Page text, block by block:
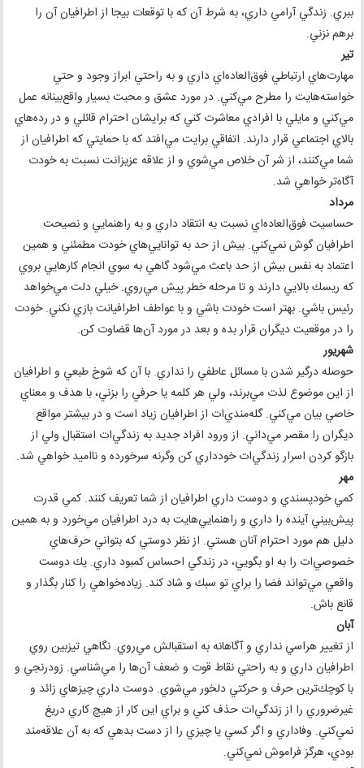
ببري. زندگي آرامي داري، به شرط آن كه با توقعات بيجا از اطرافيان آن را
برهم نزني.
تير
مهارت‌هاي ارتباطي فوق‌العاده‌اي داري و به راحتي ابراز وجود و حتي
خواسته‌هايت را مطرح مي‌كني. در مورد عشق و محبت بسيار واقع‌بينانه عمل
مي‌كني و مايلي با افرادي معاشرت كني كه برايشان احترام قائلي و در رده‌هاي
بالاي اجتماعي قرار دارند. اتفاقي برايت مي‌افتد كه با حمايتي كه اطرافيان از
شما مي‌كنند، از شر آن خلاص مي‌شوي و از علاقه عزيزانت نسبت به خودت
آگاه‌تر خواهي شد.
مرداد
حساسيت فوق‌العاده‌اي نسبت به انتقاد داري و به راهنمايي و نصيحت
اطرافيان گوش نمي‌كني. بيش از حد به توانايي‌هاي خودت مطمئني و همين
اعتماد به نفس بيش از حد باعث مي‌شود گاهي به سوي انجام كارهايي بروي
كه ريسك بالايي دارند و تا مرحله خطر پيش مي‌روي. خيلي دلت مي‌خواهد
رئيس باشي. بهتر است خودت باشي و با عواطف اطرافيانت بازي نكني. خودت
را در موقعيت ديگران قرار بده و بعد در مورد آن‌ها قضاوت كن.
شهريور
حوصله درگير شدن با مسائل عاطفي را نداري. با آن كه شوخ طبعي و اطرافيان
از اين موضوع لذت مي‌برند، ولي هر كلمه يا حرفي را بزني، با هدف و معناي
خاصي بيان مي‌كني. گله‌مندي‌ات از اطرافيان زياد است و در بيشتر مواقع
ديگران را مقصر مي‌داني. از ورود افراد جديد به زندگي‌ات استقبال ولي از
بازگو كردن اسرار زندگي‌ات خودداري كن وگرنه سرخورده و نااميد خواهي شد.
مهر
كمي خودپسندي و دوست داري اطرافيان از شما تعريف كنند. كمي قدرت
پيش‌بيني آينده را داري و راهنمايي‌هايت به درد اطرافيان مي‌خورد و به همين
دليل هم مورد احترام آنان هستي. از نظر دوستي كه بتواني حرف‌هاي
خصوصي‌ات را به او بگويي، در زندگي احساس كمبود داري. يك دوست
واقعي مي‌تواند فضا را براي تو سبك و شاد كند. زياده‌خواهي را كنار بگذار و
قانع باش.
آبان
از تغيير هراسي نداري و آگاهانه به استقبالش مي‌روي. نگاهي تيزبين روي
اطرافيان داري و به راحتي نقاط قوت و ضعف آن‌ها را مي‌شناسي. زودرنجي و
با كوچك‌ترين حرف و حركتي دلخور مي‌شوي. دوست داري چيزهاي زائد و
غيرضروري را از زندگي‌ات حذف كني و براي اين كار از هيچ كاري دريغ
نمي‌كني. وفاداري و اگر كسي يا چيزي را از دست بدهي كه به آن علاقه‌مند
بودي، هرگز فراموش نمي‌كني.